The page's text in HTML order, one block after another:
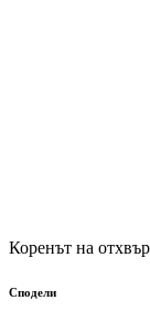
Коренът на
Сподели